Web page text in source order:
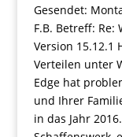
Gesendet:
F.B. Betreff: Re:
Version 15.12.1
Verteilen unter
Edge hat
und Ihrer
in das Jahr